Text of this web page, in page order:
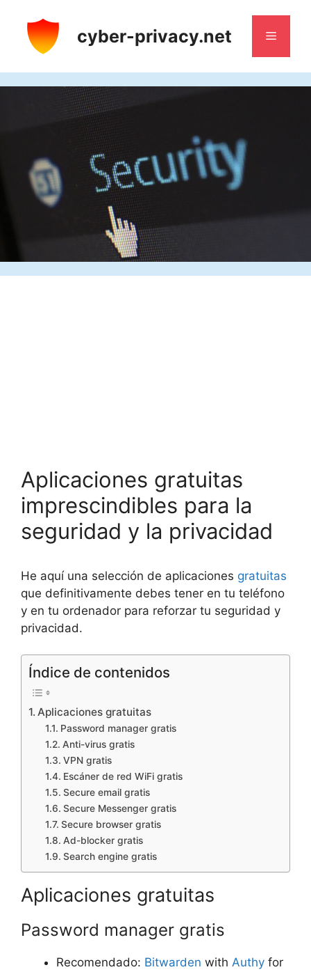
contenido
cyber-privacy.net Menú
Aplicaciones gratuitas
imprescindibles para la
seguridad y la privacidad
He aquí una selección de aplicaciones gratuitas
que definitivamente debes tener en tu teléfono
y en tu ordenador para reforzar tu seguridad y
privacidad.
Índice de contenidos
Aplicaciones gratuitas
Password manager gratis
Anti-virus gratis
VPN gratis
Escáner de red WiFi gratis
Secure email gratis
Secure Messenger gratis
Secure browser gratis
Ad-blocker gratis
Search engine gratis
Aplicaciones gratuitas
Password manager gratis
Recomendado: Bitwarden with Authy for